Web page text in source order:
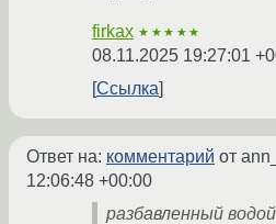
firkax ★★★★★
08.11.2025 19:27:01
Ссылка
Ответ на: комментарий от
12:06:48 +00:00
разбавленный